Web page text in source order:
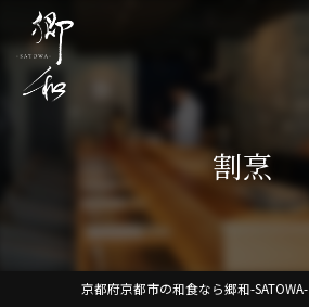
割烹
京都府京都市の和食なら郷和-SATOWA-